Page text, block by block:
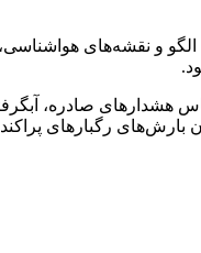
و نقشه‌های
هشدار‌های صادره،
بارش‌های رگبار‌های